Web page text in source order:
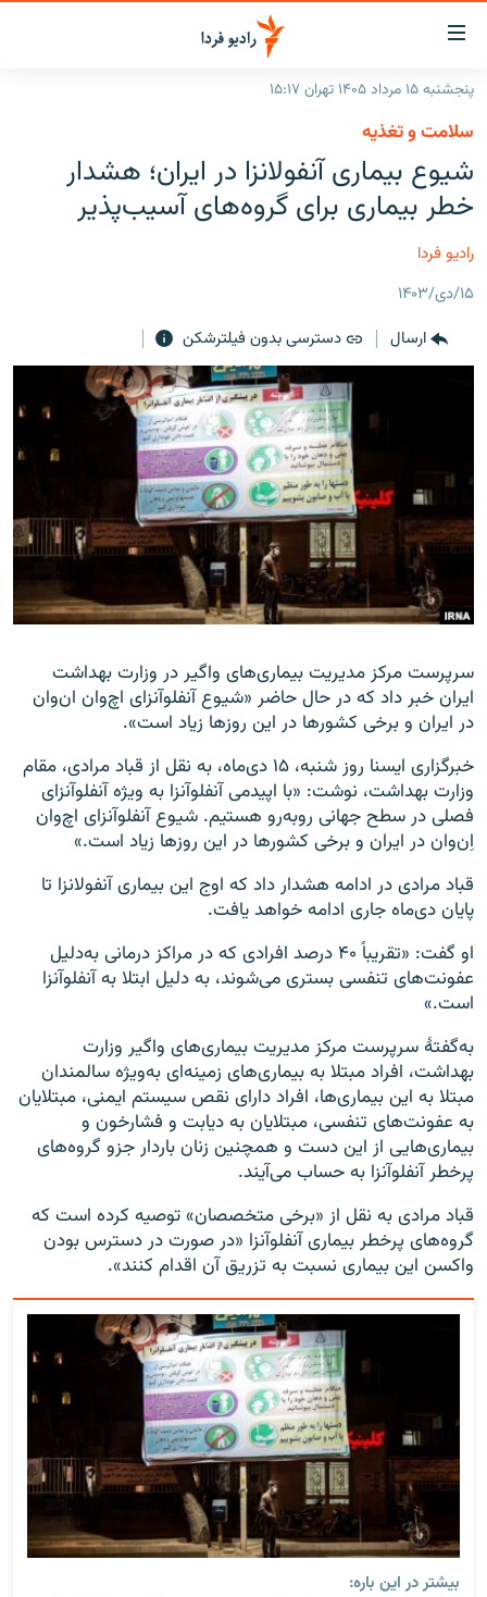
لینک‌های
قابلیت
دسترسی
بازگشت
منوی
اصلی
رفتن
به
صفحه
ایران
جهان
فرکانس‌ها
پادکست
چندرسانه‌ای
گزارش‌های تصویری
گزارش‌های ویدئویی
زنان فردا
زبان‌های دیگر
پنجشنبه ۱۵ مرداد ۱۴۰۵ تهران ۱۵:۱۷
سلامت و تغذیه
شیوع بیماری آنفولانزا در ایران؛ هشدار
خطر بیماری برای گروه‌های آسیب‌پذیر
رادیو فردا
۱۵/دی/۱۴۰۳
ارسال
دسترسی بدون فیلترشکن
سرپرست مرکز مدیریت بیماری‌های واگیر در وزارت بهداشت
ایران خبر داد که در حال حاضر «شیوع آنفلوآنزای اچ‌وان ان‌وان
در ایران و برخی کشورها در این روزها زیاد است».
خبرگزاری ایسنا روز شنبه، ۱۵ دی‌ماه، به نقل از قباد مرادی، مقام
وزارت بهداشت، نوشت: «با اپیدمی آنفلوآنزا به ویژه آنفلوآنزای
فصلی در سطح جهانی روبه‌رو هستیم. شیوع آنفلوآنزای اچ‌وان
اِن‌وان در ایران و برخی کشورها در این روزها زیاد است.»
قباد مرادی در ادامه هشدار داد که اوج این بیماری آنفولانزا تا
پایان دی‌ماه جاری ادامه خواهد یافت.
او گفت:‌ «تقریباً ۴۰ درصد افرادی که در مراکز درمانی به‌دلیل
عفونت‌های تنفسی بستری می‌شوند، به دلیل ابتلا به آنفلوآنزا
است.»
به‌گفتهٔ سرپرست مرکز مدیریت بیماری‌های واگیر وزارت
بهداشت، افراد مبتلا به بیماری‌های زمینه‌ای به‌ویژه سالمندان
مبتلا به این بیماری‌ها، افراد دارای نقص سیستم ایمنی، مبتلایان
به عفونت‌های تنفسی، مبتلایان به دیابت و فشارخون و
بیماری‌هایی از این دست و همچنین زنان باردار جزو گروه‌های
پرخطر آنفلوآنزا به حساب می‌آیند.
قباد مرادی به نقل از «برخی متخصصان» توصیه کرده است که
گروه‌های پرخطر بیماری آنفلوآنزا «در صورت در دسترس بودن
واکسن این بیماری نسبت به تزریق آن اقدام کنند».
بیشتر در این باره: